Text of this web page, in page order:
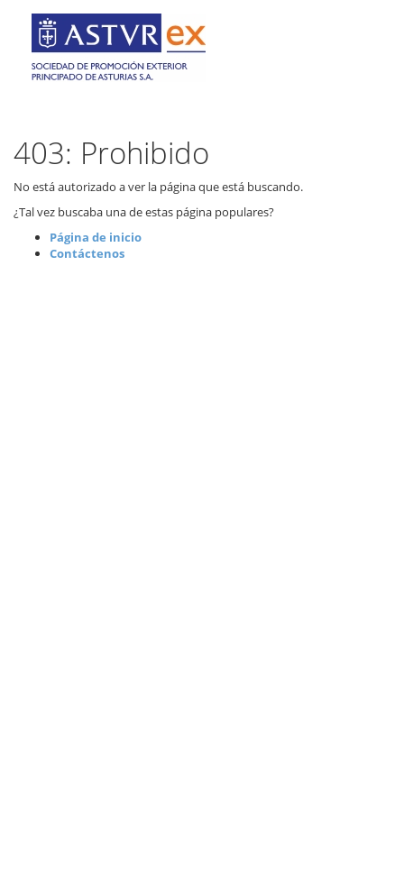
403: Prohibido
No está autorizado a ver la página que está buscando.
¿Tal vez buscaba una de estas página populares?
Página de inicio
Contáctenos